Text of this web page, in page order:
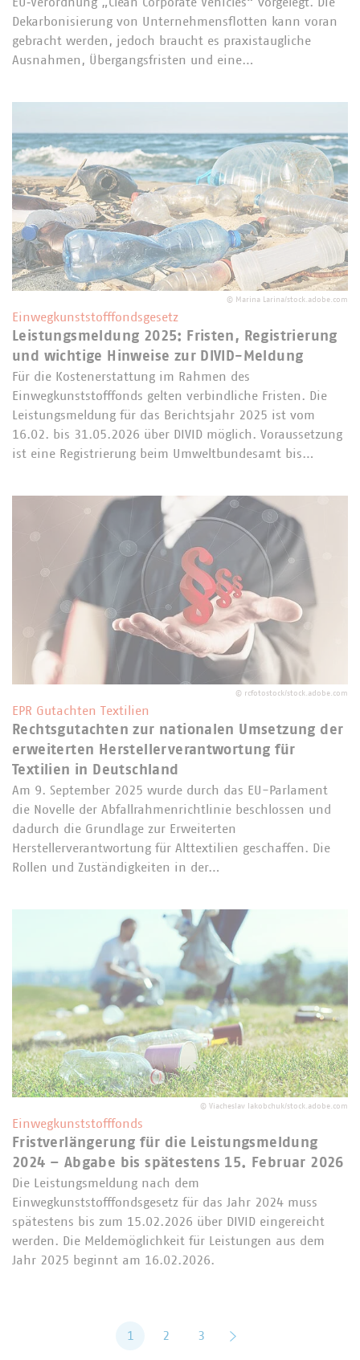
EU‑Verordnung „Clean Corporate Vehicles“ vorgelegt. Die
Dekarbonisierung von Unternehmensflotten kann voran
gebracht werden, jedoch braucht es praxistaugliche
Ausnahmen, Übergangsfristen und eine…
© Marina Larina/stock.adobe.com
Einwegkunststofffondsgesetz
Leistungsmeldung 2025: Fristen, Registrierung
und wichtige Hinweise zur DIVID-Meldung
Für die Kostenerstattung im Rahmen des
Einwegkunststofffonds gelten verbindliche Fristen. Die
Leistungsmeldung für das Berichtsjahr 2025 ist vom
16.02. bis 31.05.2026 über DIVID möglich. Voraussetzung
ist eine Registrierung beim Umweltbundesamt bis…
© rcfotostock/stock.adobe.com
EPR Gutachten Textilien
Rechtsgutachten zur nationalen Umsetzung der
erweiterten Herstellerverantwortung für
Textilien in Deutschland
Am 9. September 2025 wurde durch das EU-Parlament
die Novelle der Abfallrahmenrichtlinie beschlossen und
dadurch die Grundlage zur Erweiterten
Herstellerverantwortung für Alttextilien geschaffen. Die
Rollen und Zuständigkeiten in der…
© Viacheslav Iakobchuk/stock.adobe.com
Einwegkunststofffonds
Fristverlängerung für die Leistungsmeldung
2024 – Abgabe bis spätestens 15. Februar 2026
Die Leistungsmeldung nach dem
Einwegkunststofffondsgesetz für das Jahr 2024 muss
spätestens bis zum 15.02.2026 über DIVID eingereicht
werden. Die Meldemöglichkeit für Leistungen aus dem
Jahr 2025 beginnt am 16.02.2026.
1 2 3